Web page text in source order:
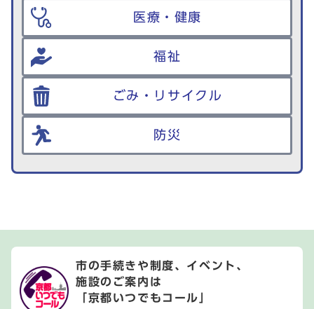
医療・健康
福祉
ごみ・リサイクル
防災
市の手続きや制度、イベント、
施設のご案内は
「京都いつでもコール」